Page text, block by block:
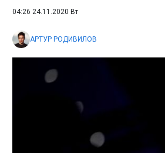
04:26 24.11.2020 Вт
АРТУР РОДИВИЛОВ